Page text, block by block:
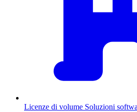
Licenze di volume Soluzioni